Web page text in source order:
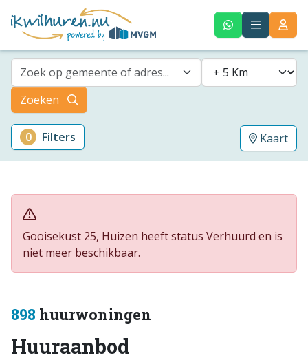
Zoek op gemeente of adres...
Zoeken
0 Filters Kaart
Gooisekust 25, Huizen heeft status Verhuurd en is
niet meer beschikbaar.
898 huurwoningen
Huuraanbod